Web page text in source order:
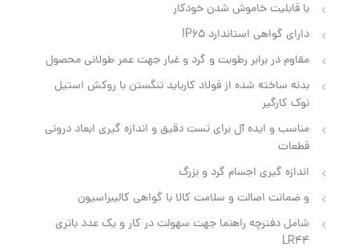
با قابلیت خاموش شدن خودکار
دارای گواهی استاندارد IP65
مقاوم در برابر رطوبت و گرد و غبار جهت عمر طولانی محصول
بدنه ساخته شده از فولاد کارباید تنگستن با روکش استیل
نوک کارگیر
مناسب و ایده آل برای تست دقیق و اندازه گیری ابعاد درونی
قطعات
اندازه گیری اجسام گرد و بزرگ
و ضمانت اصالت و سلامت کالا با گواهی کالیبراسیون
شامل دفترچه راهنما جهت سهولت در کار و یک عدد باتری
LR44